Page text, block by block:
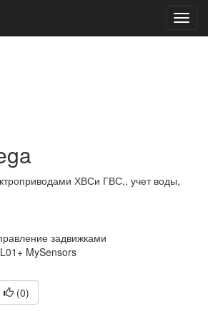
ХВСи ГВС,, учет воды,
задвижками
MySensors
(0)